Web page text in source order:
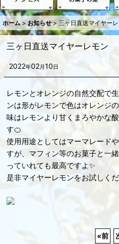
ホーム > お知らせ > 三ヶ日直送マイヤー
三ヶ日直送マイヤーレモン
2022年02月10日
レモンとオレンジの自然交配で
ンは形がレモンで色はオレンジ
味はレモンより甘くまろやかな
す🍊
使用用途としてはマーマレード
すが、マフィン等のお菓子と一
っていれても最高ですよ✨
是非マイヤーレモンをお試しくだ
«前